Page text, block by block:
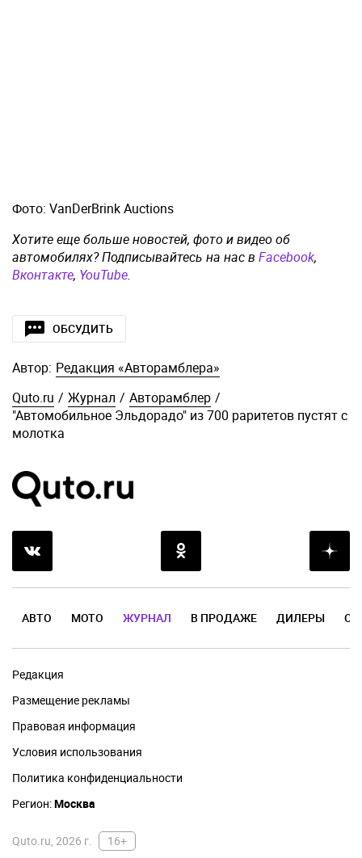
Фото: VanDerBrink Auctions
Хотите еще больше новостей, фото и видео об
автомобилях? Подписывайтесь на нас в Facebook,
Вконтакте, YouTube.
ОБСУДИТЬ
Автор: Редакция «Авторамблера»
Quto.ru / Журнал / Авторамблер /
"Автомобильное Эльдорадо" из 700 раритетов пустят с
молотка
АВТО МОТО ЖУРНАЛ В ПРОДАЖЕ ДИЛЕРЫ
Редакция
Размещение рекламы
Правовая информация
Условия использования
Политика конфиденциальности
Регион:Москва
Quto.ru, 2026 г. 16+